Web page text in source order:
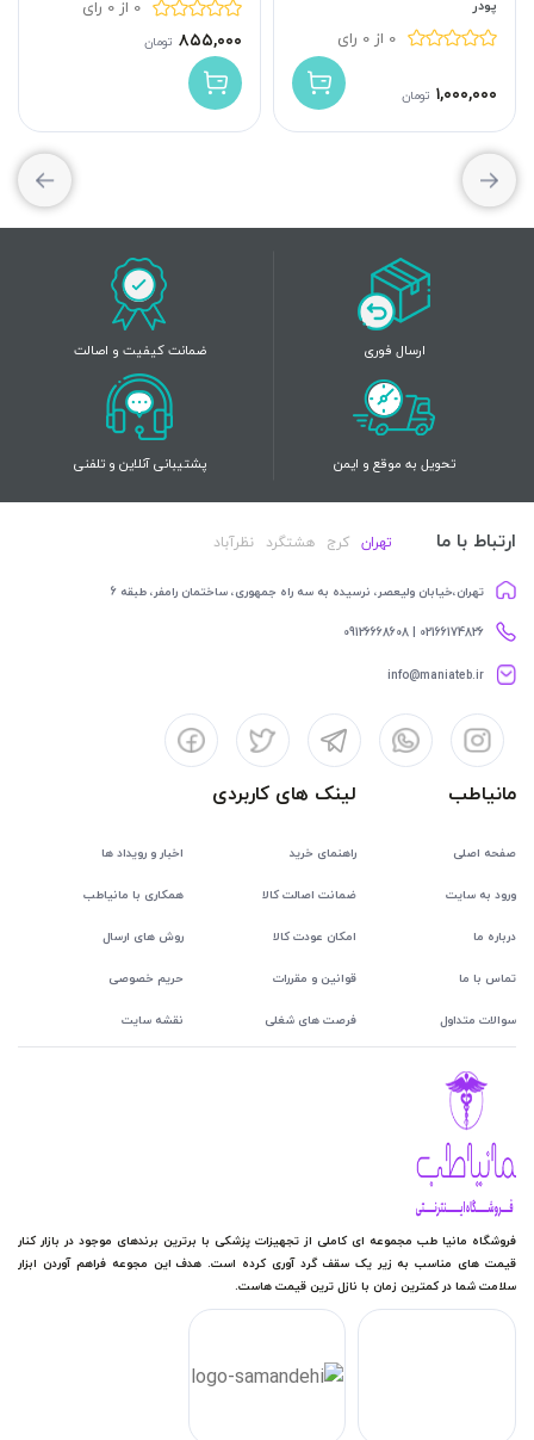
پودر
0 از 0 رای
۱,۰۰۰,۰۰۰ تومان
0 از 0 رای
۸۵۵,۰۰۰ تومان
ارسال فوری ضمانت کیفیت و اصالت
تحویل به موقع و ایمن پشتیبانی آنلاین و تلفنی
ارتباط با ما تهران کرج هشتگرد نظرآباد
تهران،خیابان ولیعصر، نرسیده به سه راه جمهوری، ساختمان رامفر، طبقه 6
02166174826 | 09126668608
info@maniateb.ir
مانیاطب
صفحه اصلی
ورود به سایت
درباره ما
تماس با ما
سوالات متداول
لینک های کاربردی
راهنمای خرید اخبار و رویداد ها
ضمانت اصالت کالا همکاری با مانیاطب
امکان عودت کالا روش های ارسال
قوانین و مقررات حریم خصوصی
فرصت های شغلی نقشه سایت
فروشگاه مانیا طب مجموعه ای کاملی از تجهیزات پزشکی با برترین برندهای موجود در بازار کنار
قیمت های مناسب به زیر یک سقف گرد آوری کرده است. هدف این مجوعه فراهم آوردن ابزار
سلامت شما در کمترین زمان با نازل ترین قیمت هاست.